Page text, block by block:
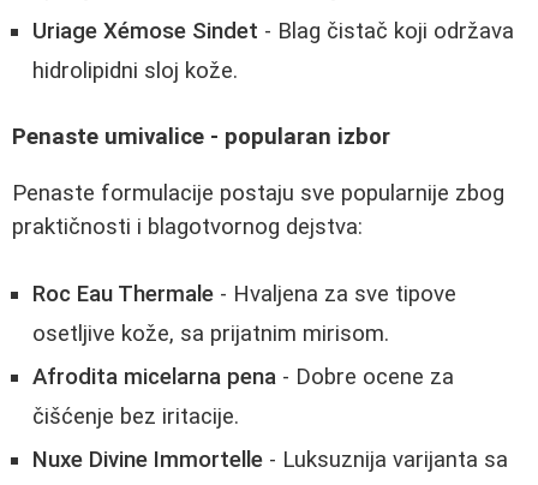
Uriage Xémose Sindet - Blag čistač koji održava
hidrolipidni sloj kože.
Penaste umivalice - popularan izbor
Penaste formulacije postaju sve popularnije zbog
praktičnosti i blagotvornog dejstva:
Roc Eau Thermale - Hvaljena za sve tipove
osetljive kože, sa prijatnim mirisom.
Afrodita micelarna pena - Dobre ocene za
čišćenje bez iritacije.
Nuxe Divine Immortelle - Luksuznija varijanta sa